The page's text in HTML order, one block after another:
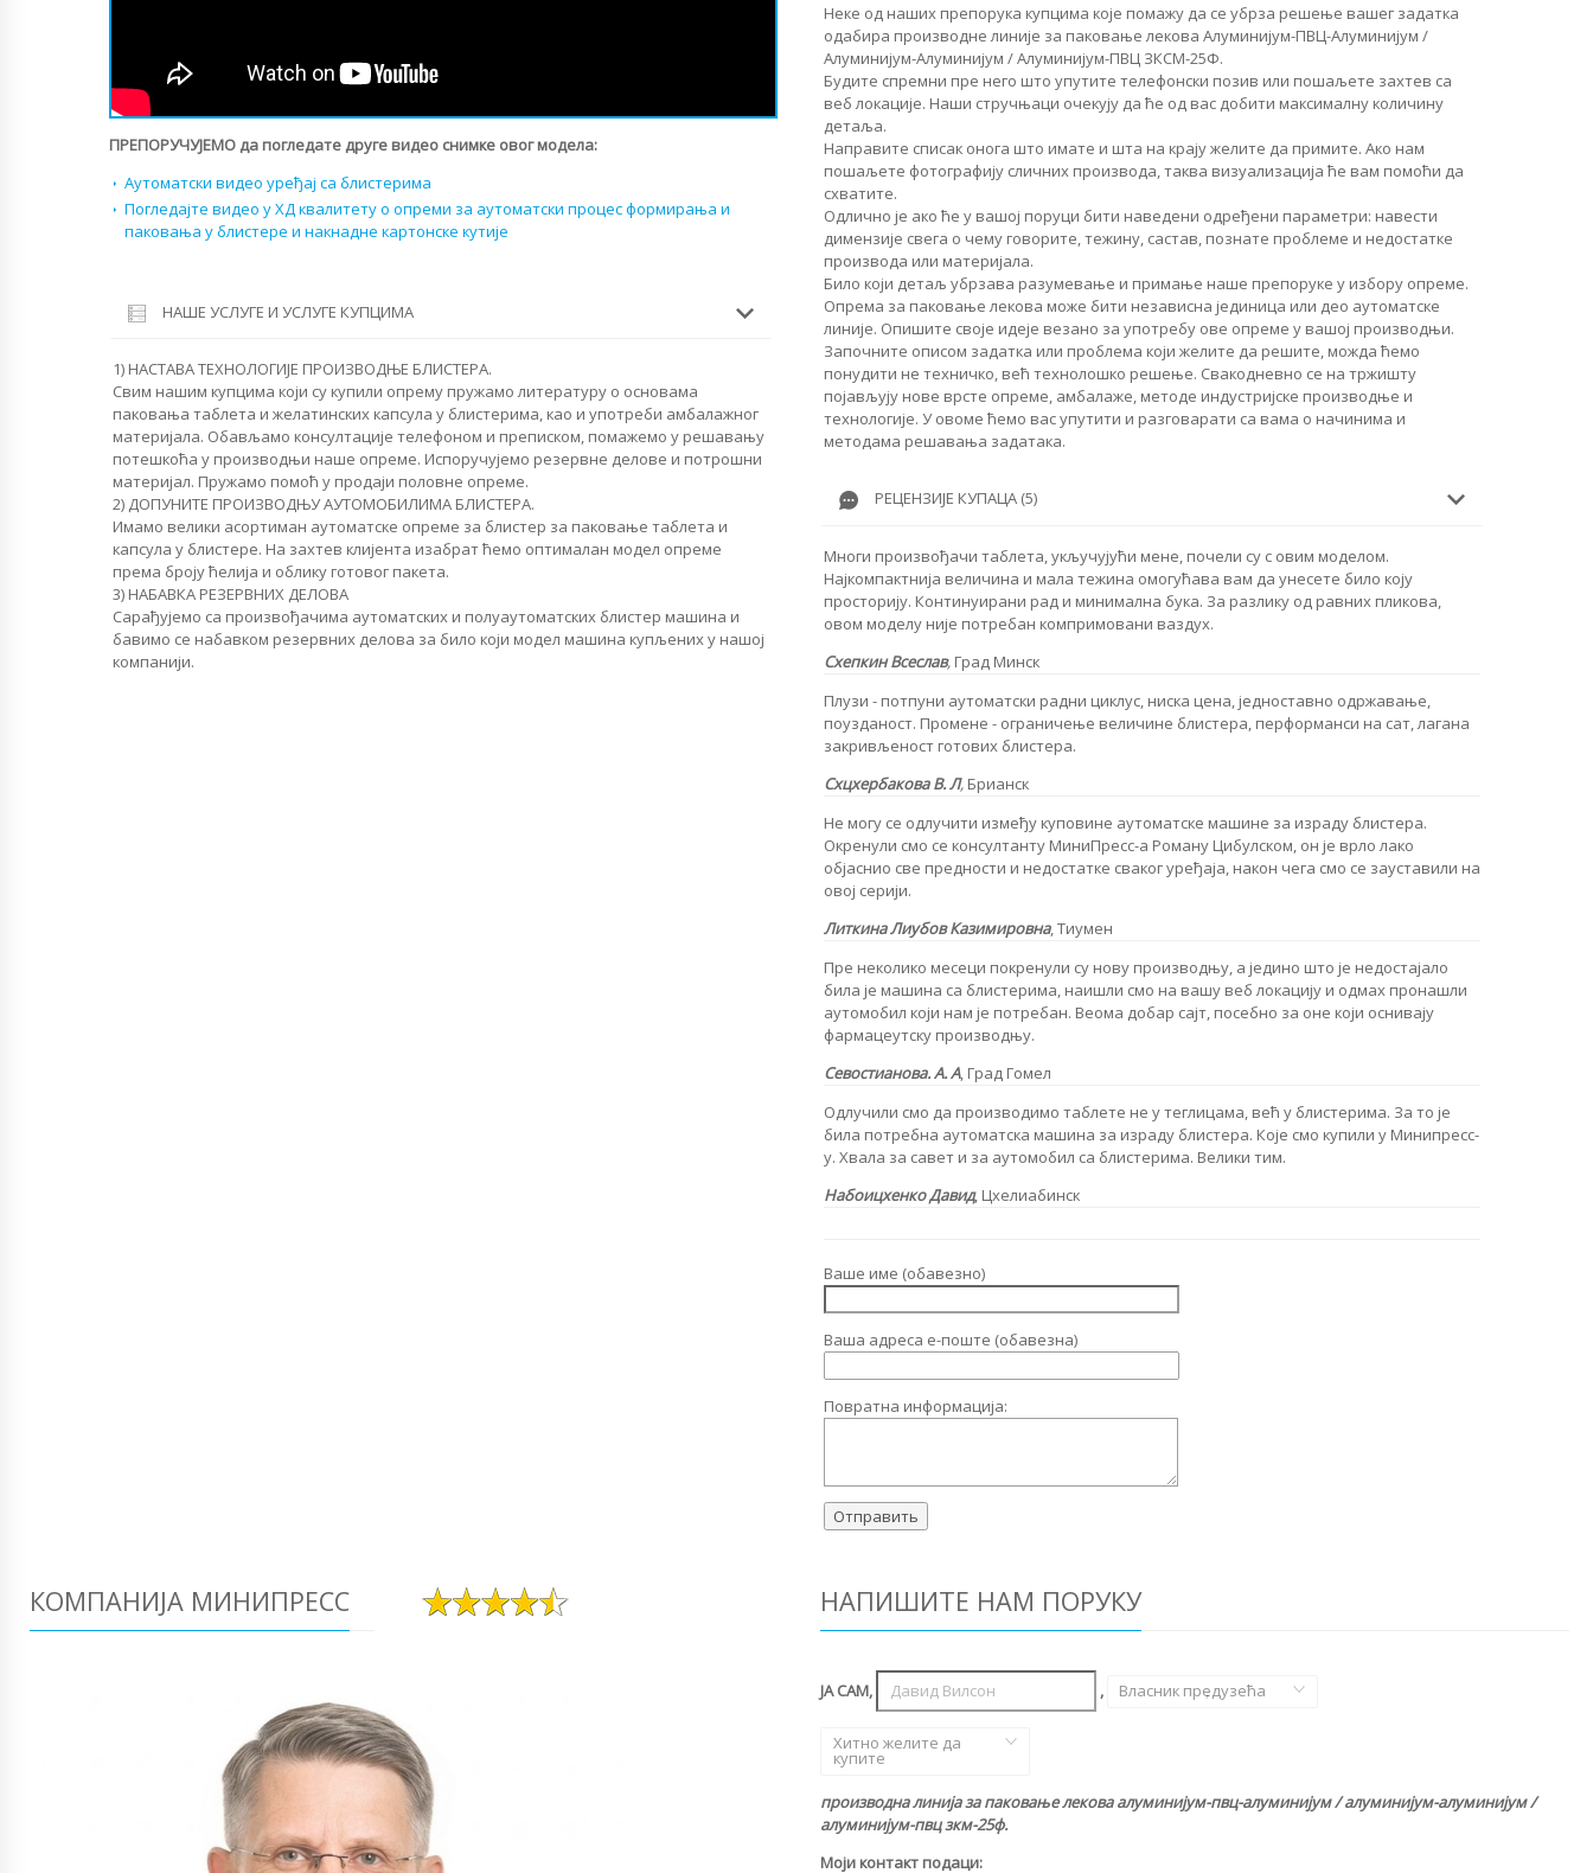
ПРЕПОРУЧУЈЕМО да погледате друге видео снимке овог модела:
Аутоматски видео уређај са блистерима
Погледајте видео у ХД квалитету о опреми за аутоматски процес формирања и
паковања у блистере и накнадне картонске кутије
НАШЕ УСЛУГЕ И УСЛУГЕ КУПЦИМА
1) НАСТАВА ТЕХНОЛОГИЈЕ ПРОИЗВОДЊЕ БЛИСТЕРА.
Свим нашим купцима који су купили опрему пружамо литературу о основама
паковања таблета и желатинских капсула у блистерима, као и употреби амбалажног
материјала. Обављамо консултације телефоном и преписком, помажемо у решавању
потешкоћа у производњи наше опреме. Испоручујемо резервне делове и потрошни
материјал. Пружамо помоћ у продаји половне опреме.
2) ДОПУНИТЕ ПРОИЗВОДЊУ АУТОМОБИЛИМА БЛИСТЕРА.
Имамо велики асортиман аутоматске опреме за блистер за паковање таблета и
капсула у блистере. На захтев клијента изабрат ћемо оптималан модел опреме
према броју ћелија и облику готовог пакета.
3) НАБАВКА РЕЗЕРВНИХ ДЕЛОВА
Сарађујемо са произвођачима аутоматских и полуаутоматских блистер машина и
бавимо се набавком резервних делова за било који модел машина купљених у нашој
компанији.
Неке од наших препорука купцима које помажу да се убрза решење вашег задатка
одабира производне линије за паковање лекова Алуминијум-ПВЦ-Алуминијум /
Алуминијум-Алуминијум / Алуминијум-ПВЦ ЗКСМ-25Ф.
Будите спремни пре него што упутите телефонски позив или пошаљете захтев са
веб локације. Наши стручњаци очекују да ће од вас добити максималну количину
детаља.
Направите списак онога што имате и шта на крају желите да примите. Ако нам
пошаљете фотографију сличних производа, таква визуализација ће вам помоћи да
схватите.
Одлично је ако ће у вашој поруци бити наведени одређени параметри: навести
димензије свега о чему говорите, тежину, састав, познате проблеме и недостатке
производа или материјала.
Било који детаљ убрзава разумевање и примање наше препоруке у избору опреме.
Опрема за паковање лекова може бити независна јединица или део аутоматске
линије. Опишите своје идеје везано за употребу ове опреме у вашој производњи.
Започните описом задатка или проблема који желите да решите, можда ћемо
понудити не техничко, већ технолошко решење. Свакодневно се на тржишту
појављују нове врсте опреме, амбалаже, методе индустријске производње и
технологије. У овоме ћемо вас упутити и разговарати са вама о начинима и
методама решавања задатака.
РЕЦЕНЗИЈЕ КУПАЦА (5)
Многи произвођачи таблета, укључујући мене, почели су с овим моделом.
Најкомпактнија величина и мала тежина омогућава вам да унесете било коју
просторију. Континуирани рад и минимална бука. За разлику од равних пликова,
овом моделу није потребан компримовани ваздух.
Схепкин Всеслав, Град Минск
Плузи - потпуни аутоматски радни циклус, ниска цена, једноставно одржавање,
поузданост. Промене - ограничење величине блистера, перформанси на сат, лагана
закривљеност готових блистера.
Схцхербакова В. Л, Брианск
Не могу се одлучити између куповине аутоматске машине за израду блистера.
Окренули смо се консултанту МиниПресс-а Роману Цибулском, он је врло лако
објаснио све предности и недостатке сваког уређаја, након чега смо се зауставили на
овој серији.
Литкина Лиубов Казимировна, Тиумен
Пре неколико месеци покренули су нову производњу, а једино што је недостајало
била је машина са блистерима, наишли смо на вашу веб локацију и одмах пронашли
аутомобил који нам је потребан. Веома добар сајт, посебно за оне који оснивају
фармацеутску производњу.
Севостианова. А. А, Град Гомел
Одлучили смо да производимо таблете не у теглицама, већ у блистерима. За то је
била потребна аутоматска машина за израду блистера. Које смо купили у Минипресс-
у. Хвала за савет и за аутомобил са блистерима. Велики тим.
Набоицхенко Давид, Цхелиабинск
Ваше име (обавезно)
Ваша адреса е-поште (обавезна)
Повратна информација:
КОМПАНИЈА МИНИПРЕСС НАПИШИТЕ НАМ ПОРУКУ
ЈА САМ, , Власник предузећа
,
Хитно желите да
купите
производна линија за паковање лекова алуминијум-пвц-алуминијум / алуминијум-алуминијум /
алуминијум-пвц зкм-25ф.
Моји контакт подаци: